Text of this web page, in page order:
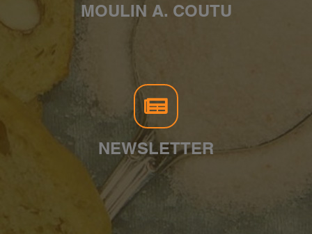
MOULIN A. COUTU
NEWSLETTER